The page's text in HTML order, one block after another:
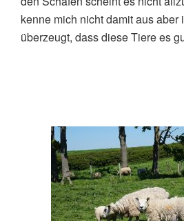
kenne mich nicht damit aus
überzeugt, dass diese Tiere es